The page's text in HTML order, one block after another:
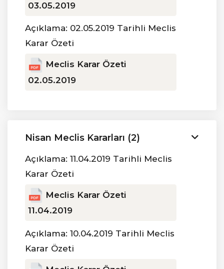
03.05.2019
Açıklama: 02.05.2019 Tarihli Meclis
Karar Özeti
Meclis Karar Özeti
02.05.2019
Nisan Meclis Kararları (2)
Açıklama: 11.04.2019 Tarihli Meclis
Karar Özeti
Meclis Karar Özeti
11.04.2019
Açıklama: 10.04.2019 Tarihli Meclis
Karar Özeti